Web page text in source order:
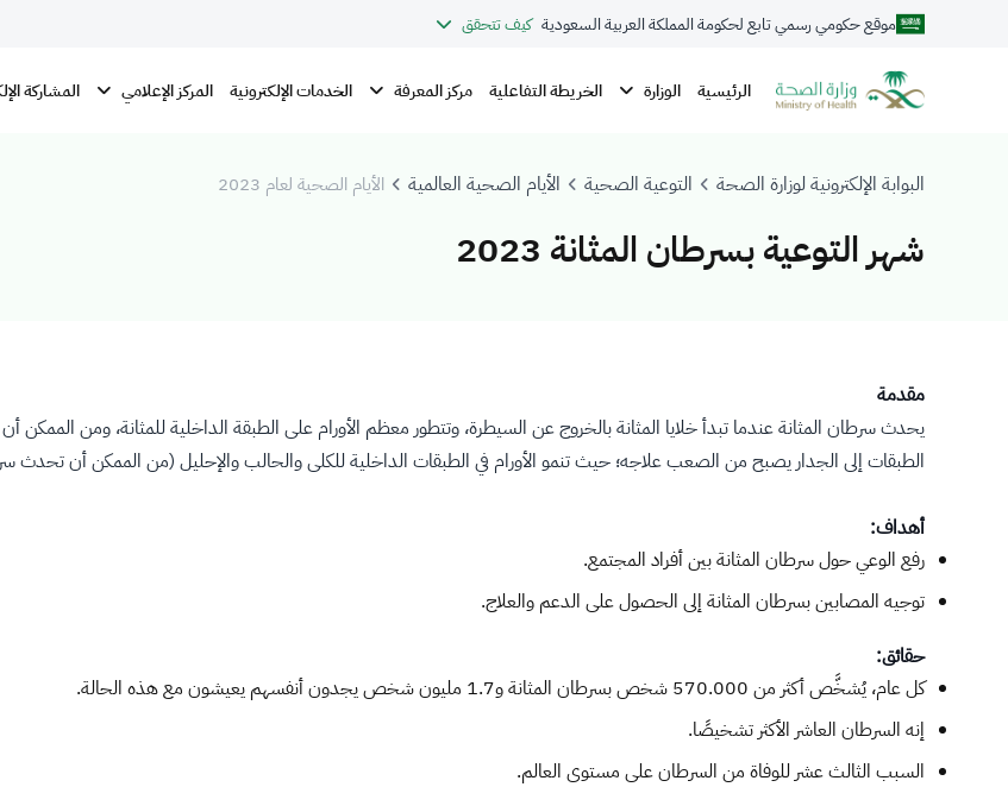
موقع حكومي رسمي تابع لحكومة المملكة العربية السعودية كيف تتحقق
الرئيسية الوزارة الخريطة التفاعلية مركز المعرفة الخدمات الإلكترونية المركز الإعلامي المشاركة
البوابة الإلكترونية لوزارة الصحة التوعية الصحية الأيام الصحية العالمية الأيام الصحية لعام 2023
شهر التوعية بسرطان المثانة 2023
مقدمة
يحدث سرطان المثانة عندما تبدأ خلايا المثانة بالخروج عن السيطرة، وتتطور معظم الأورام على الطبقة الداخلية للمثانة، ومن
الطبقات إلى الجدار يصبح من الصعب علاجه؛ حيث تنمو الأورام في الطبقات الداخلية للكلى والحالب والإحليل (من الممكن أن تحدث
أهداف:
رفع الوعي حول سرطان المثانة بين أفراد المجتمع.
توجيه المصابين بسرطان المثانة إلى الحصول على الدعم والعلاج.
حقائق:
كل عام، يُشخَّص أكثر من 570.000 شخص بسرطان المثانة و1.7 مليون شخص يجدون أنفسهم يعيشون مع هذه الحالة.
إنه السرطان العاشر الأكثر تشخيصًا.
السبب الثالث عشر للوفاة من السرطان على مستوى العالم.